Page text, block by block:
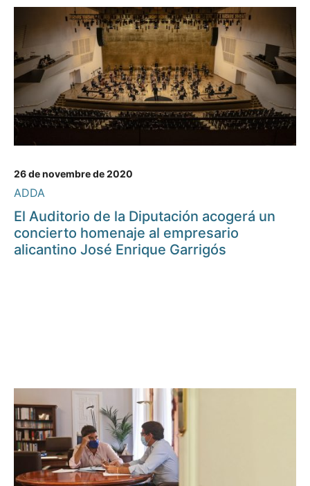
26 de novembre de 2020
ADDA
El Auditorio de la Diputación acogerá un
concierto homenaje al empresario
alicantino José Enrique Garrigós